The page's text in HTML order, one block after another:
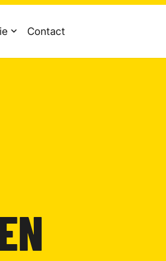
Contact